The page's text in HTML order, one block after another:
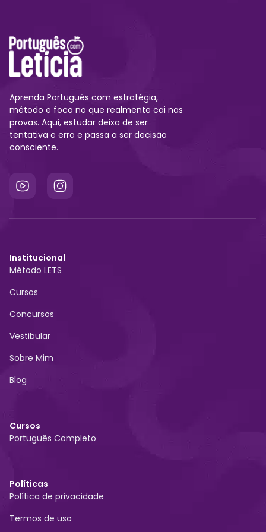
Aprenda Português com estratégia,
método e foco no que realmente cai nas
provas. Aqui, estudar deixa de ser
tentativa e erro e passa a ser decisão
consciente.
Institucional
Método LETS
Cursos
Concursos
Vestibular
Sobre Mim
Blog
Cursos
Português Completo
Políticas
Política de privacidade
Termos de uso